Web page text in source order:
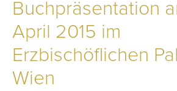
Buchpräsentation
April 2015 im
Erzbischöflichen
Wien